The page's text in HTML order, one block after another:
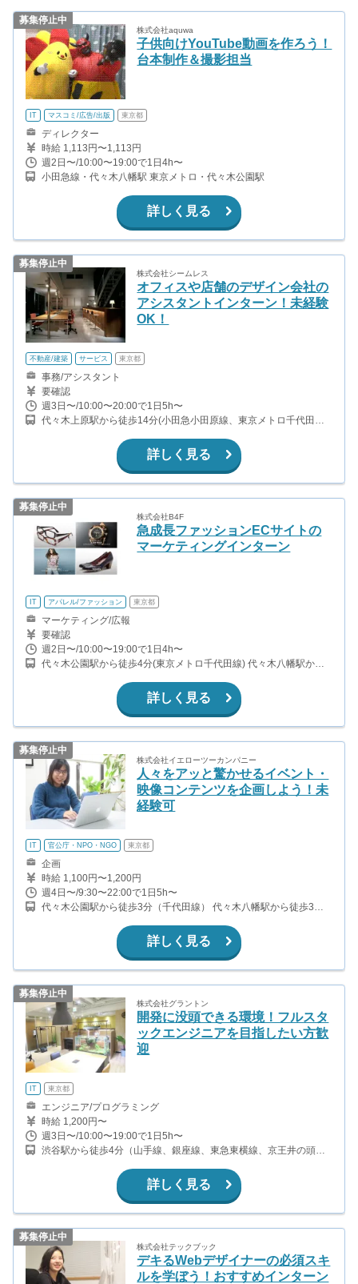
募集停止中
株式会社aquwa
子供向けYouTube動画を作ろう！
台本制作＆撮影担当
IT マスコミ/広告/出版 東京都
ディレクター
時給 1,113円〜1,113円
週2日〜/10:00〜19:00で1日4h〜
小田急線・代々木八幡駅 東京メトロ・代々木公園駅
詳しく見る
募集停止中
株式会社シームレス
オフィスや店舗のデザイン会社の
アシスタントインターン！未経験
OK！
不動産/建築 サービス 東京都
事務/アシスタント
要確認
週3日〜/10:00〜20:00で1日5h〜
代々木上原駅から徒歩14分(小田急小田原線、東京メトロ千代田線)
分(東京メトロ千代田線)
詳しく見る
募集停止中
株式会社B4F
急成長ファッションECサイトの
マーケティングインターン
IT アパレル/ファッション 東京都
マーケティング/広報
要確認
週2日〜/10:00〜19:00で1日4h〜
代々木公園駅から徒歩4分(東京メトロ千代田線) 代々木八幡駅から
詳しく見る
募集停止中
株式会社イエローツーカンパニー
人々をアッと驚かせるイベント・
映像コンテンツを企画しよう！未
経験可
IT 官公庁・NPO・NGO 東京都
企画
時給 1,100円〜1,200円
週4日〜/9:30〜22:00で1日5h〜
代々木公園駅から徒歩3分（千代田線） 代々木八幡駅から徒歩3分
詳しく見る
募集停止中
株式会社グラントン
開発に没頭できる環境！フルスタ
ックエンジニアを目指したい方歓
迎
IT 東京都
エンジニア/プログラミング
時給 1,200円〜
週3日〜/10:00〜19:00で1日5h〜
渋谷駅から徒歩4分（山手線、銀座線、東急東横線、京王井の頭線
12分（千代田線） 明治神宮前駅から徒歩15分（副都心線、千代田
詳しく見る
募集停止中
株式会社テックブック
デキるWebデザイナーの必須スキ
ルを学ぼう！おすすめインターン